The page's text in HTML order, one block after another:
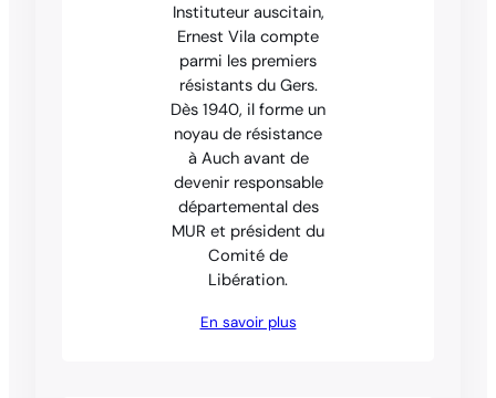
Instituteur auscitain,
Ernest Vila compte
parmi les premiers
résistants du Gers.
Dès 1940, il forme un
noyau de résistance
à Auch avant de
devenir responsable
départemental des
MUR et président du
Comité de
Libération.
En savoir plus